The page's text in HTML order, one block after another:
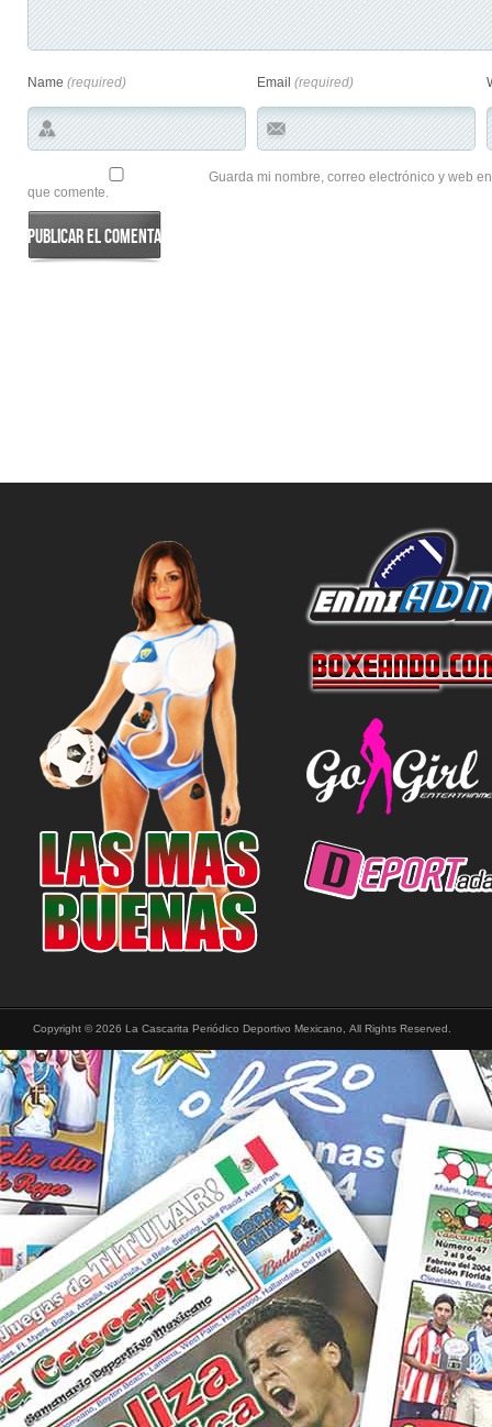
Name (required) Email (required)
Guarda mi nombre, correo electrónico y web
que comente.
Copyright © 2026 La Cascarita Periódico Deportivo Mexicano, All Rights Reserved.